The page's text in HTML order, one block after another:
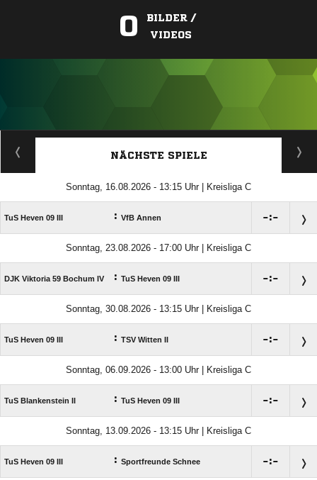
0
BILDER /
VIDEOS
ANZEIGE
NÄCHSTE SPIELE
Sonntag, 16.08.2026 - 13:15 Uhr | Kreisliga C
TuS Heven 09 III : VfB Annen :
Sonntag, 23.08.2026 - 17:00 Uhr | Kreisliga C
DJK Viktoria 59 Bochum IV : TuS Heven 09 III :
Sonntag, 30.08.2026 - 13:15 Uhr | Kreisliga C
TuS Heven 09 III : TSV Witten II :
Sonntag, 06.09.2026 - 13:00 Uhr | Kreisliga C
TuS Blankenstein II : TuS Heven 09 III :
Sonntag, 13.09.2026 - 13:15 Uhr | Kreisliga C
TuS Heven 09 III : Sportfreunde Schnee :